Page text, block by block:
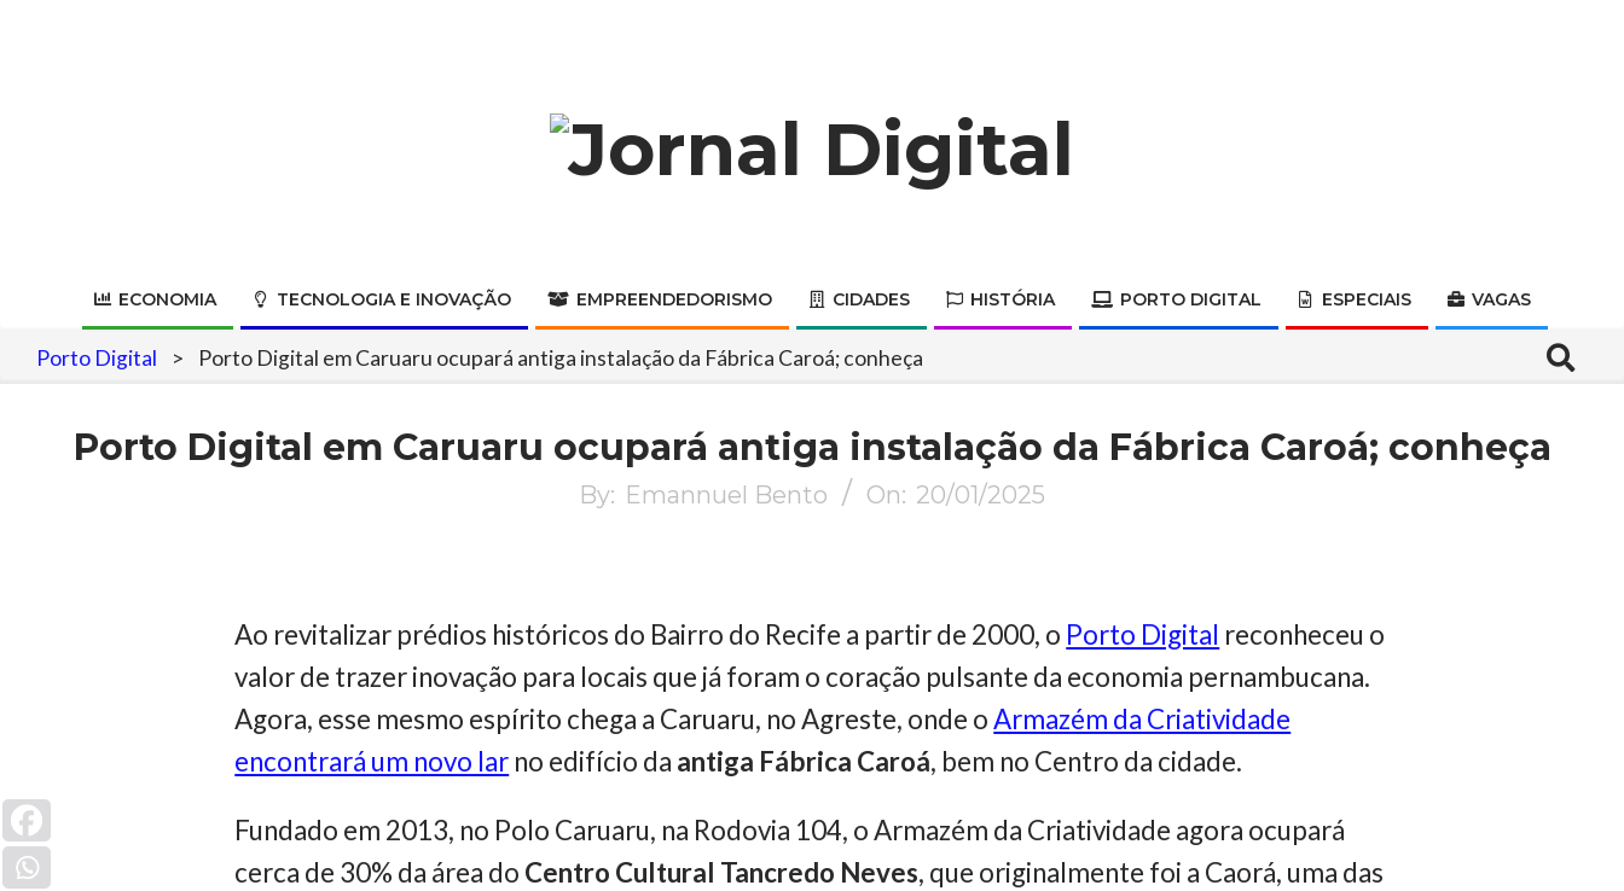
Digital
Primary
Navigation
ECONOMIA TECNOLOGIA E INOVAÇÃO EMPREENDEDORISMO CIDADES HISTÓRIA PORTO DIGITAL ESPECIAIS VAGAS
Porto Digital > Porto Digital em Caruaru ocupará antiga instalação da Fábrica Caroá; conheça Search
Porto Digital em Caruaru ocupará antiga instalação da Fábrica Caroá; conheça
By: Emannuel Bento On: 20/01/2025
Ao revitalizar prédios históricos do Bairro do Recife a partir de 2000, o Porto Digital reconheceu o
valor de trazer inovação para locais que já foram o coração pulsante da economia pernambucana.
Agora, esse mesmo espírito chega a Caruaru, no Agreste, onde oArmazém da Criatividade
encontrará um novo lar no edifício da antiga Fábrica Caroá, bem no Centro da cidade.
Fundado em 2013, no Polo Caruaru, na Rodovia 104, o Armazém da Criatividade agora ocupará
cerca de 30% da área do Centro Cultural Tancredo Neves, que originalmente foi a Caorá, uma das